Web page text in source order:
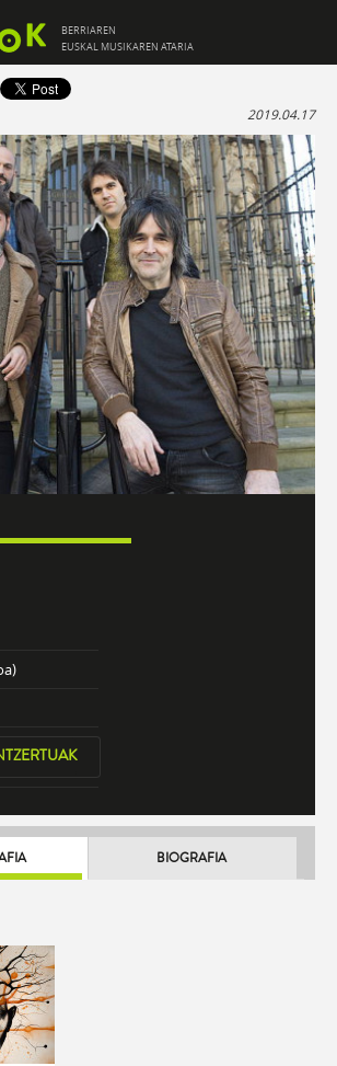
BERRIAREN
EUSKAL MUSIKAREN ATARIA
2019.04.17
BIOGRAFIA